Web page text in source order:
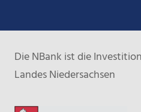
Die NBank ist die
Landes Niedersachsen